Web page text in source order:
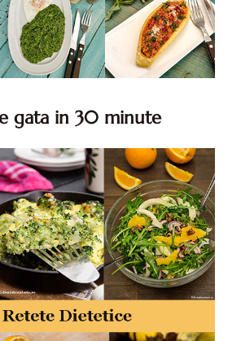
gata in 30 minute
Retete rapide de mancare. Idei
mancare rapid